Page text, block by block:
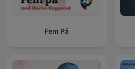
Fem På